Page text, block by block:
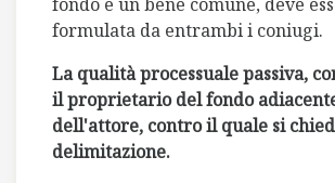
formulata da entrambi i coniugi.
La qualità processuale passiva,
il proprietario del fondo
dell'attore, contro il quale si
delimitazione.